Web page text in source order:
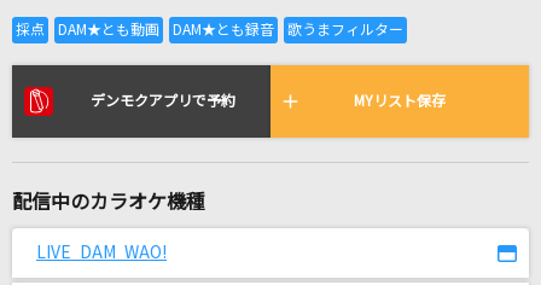
全国りれき
リアルタイムで歌われている曲の一覧
BUMP OF CHICKEN
[生音]Dancing Queen [ダンシング・クイーン]
デンモクアプリで予約 MYリスト保存
配信中のカラオケ機種
LIVE DAM WAO!